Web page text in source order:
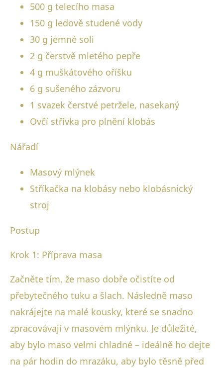
500 g telecího masa
150 g ledově studené vody
30 g jemné soli
2 g čerstvě mletého pepře
4 g muškátového oříšku
6 g sušeného zázvoru
1 svazek čerstvé petržele, nasekaný
Ovčí střívka pro plnění klobás
Nářadí
Masový mlýnek
Stříkačka na klobásy nebo klobásnický
stroj
Postup
Krok 1: Příprava masa
Začněte tím, že maso dobře očistíte od
přebytečného tuku a šlach. Následně maso
nakrájejte na malé kousky, které se snadno
zpracovávají v masovém mlýnku. Je důležité,
aby bylo maso velmi chladné – ideálně ho dejte
na pár hodin do mrazáku, aby bylo těsně před